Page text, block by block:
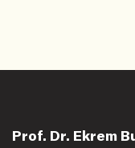
Prof. Dr. Ekrem